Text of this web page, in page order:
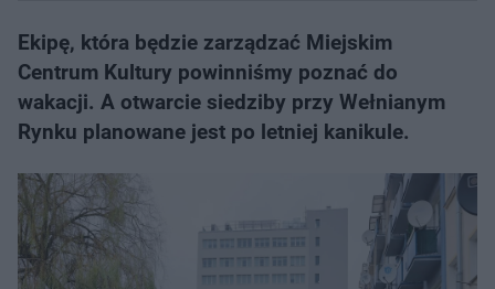
Ekipę, która będzie zarządzać Miejskim
Centrum Kultury powinniśmy poznać do
wakacji. A otwarcie siedziby przy Wełnianym
Rynku planowane jest po letniej kanikule.